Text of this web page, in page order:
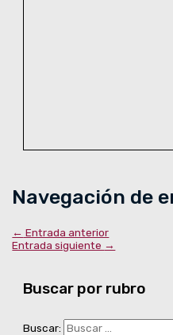
Navegación de
← Entrada anterior
Entrada siguiente →
Buscar por rubro
Buscar: